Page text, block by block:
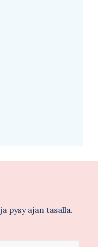
pysy ajan tasalla.